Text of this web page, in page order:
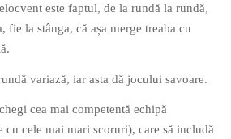
este faptul, de la rundă la rundă,
fie la stânga, că așa merge treaba cu
variază, iar asta dă jocului savoare.
cea mai competentă echipă
cu cele mai mari scoruri), care să includă